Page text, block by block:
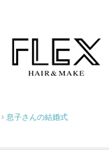
› 息子さんの結婚式